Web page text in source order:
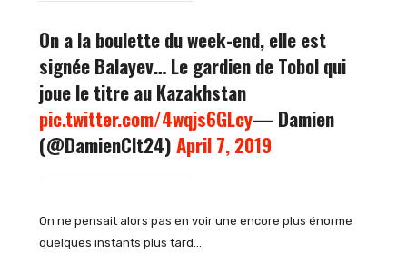
On a la boulette du week-end, elle est
signée Balayev… Le gardien de Tobol qui
joue le titre au Kazakhstan
pic.twitter.com/4wqjs6GLcy— Damien
(@DamienClt24)April 7, 2019
On ne pensait alors pas en voir une encore plus énorme
quelques instants plus tard…